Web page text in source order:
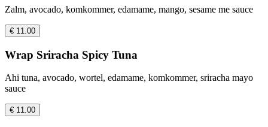
Zalm, avocado, komkommer, edamame, mango, sesame me sauce
€ 11.00
Wrap Sriracha Spicy Tuna
Ahi tuna, avocado, wortel, edamame, komkommer, sriracha mayo
sauce
€ 11.00